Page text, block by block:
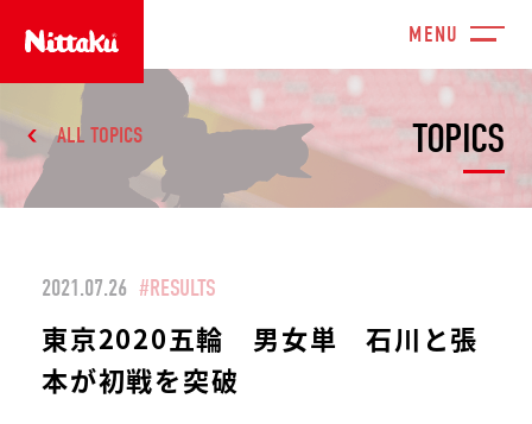
TOPICS
ALL TOPICS
2021.07.26 #RESULTS
東京2020五輪 男女単 石川と張
本が初戦を突破